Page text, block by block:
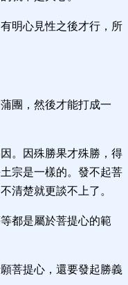
明心見性之後才行，所
團，然後才能打成一
。因殊勝果才殊勝，得
宗是一樣的。發不起菩
清楚就更談不上了。
都是屬於菩提心的範
菩提心，還要發起勝義